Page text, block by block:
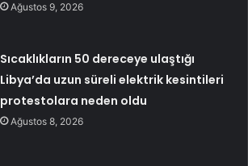
Ağustos 9, 2026
Sıcaklıkların 50 dereceye ulaştığı
Libya’da uzun süreli elektrik kesintileri
protestolara neden oldu
Ağustos 8, 2026